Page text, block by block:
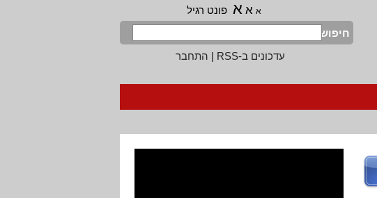
א א א פונט רגיל
חיפוש
עדכונים ב-RSS
| התחבר